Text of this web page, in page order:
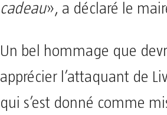
cadeau», a déclaré le
Un bel hommage que
apprécier l’attaquant de
qui s’est donné comme